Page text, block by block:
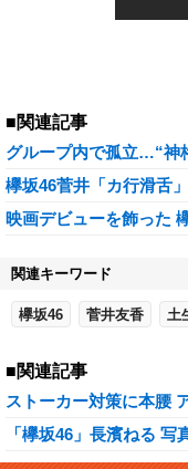
■関連記事
グループ内で孤立…“神
欅坂46菅井「カ行滑舌
映画デビューを飾った
関連キーワード
欅坂46 菅井友香 土
■関連記事
ストーカー対策に本腰
「欅坂46」長濱ねる